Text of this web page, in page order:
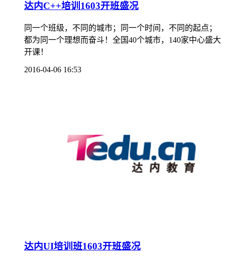
达内C++培训1603开班盛况
同一个班级，不同的城市；同一个时间，不同的起点；
都为同一个理想而奋斗！全国40个城市，140家中心盛大
开课！
2016-04-06 16:53
达内UI培训班1603开班盛况